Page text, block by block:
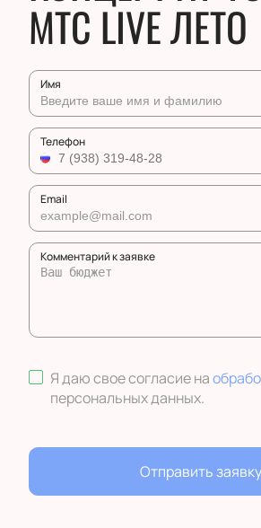
МТС LIVE ЛЕТО
Имя
Телефон
Email
Комментарий к заявке
Я даю свое согласие на
персональных данных.
Отправить заявку